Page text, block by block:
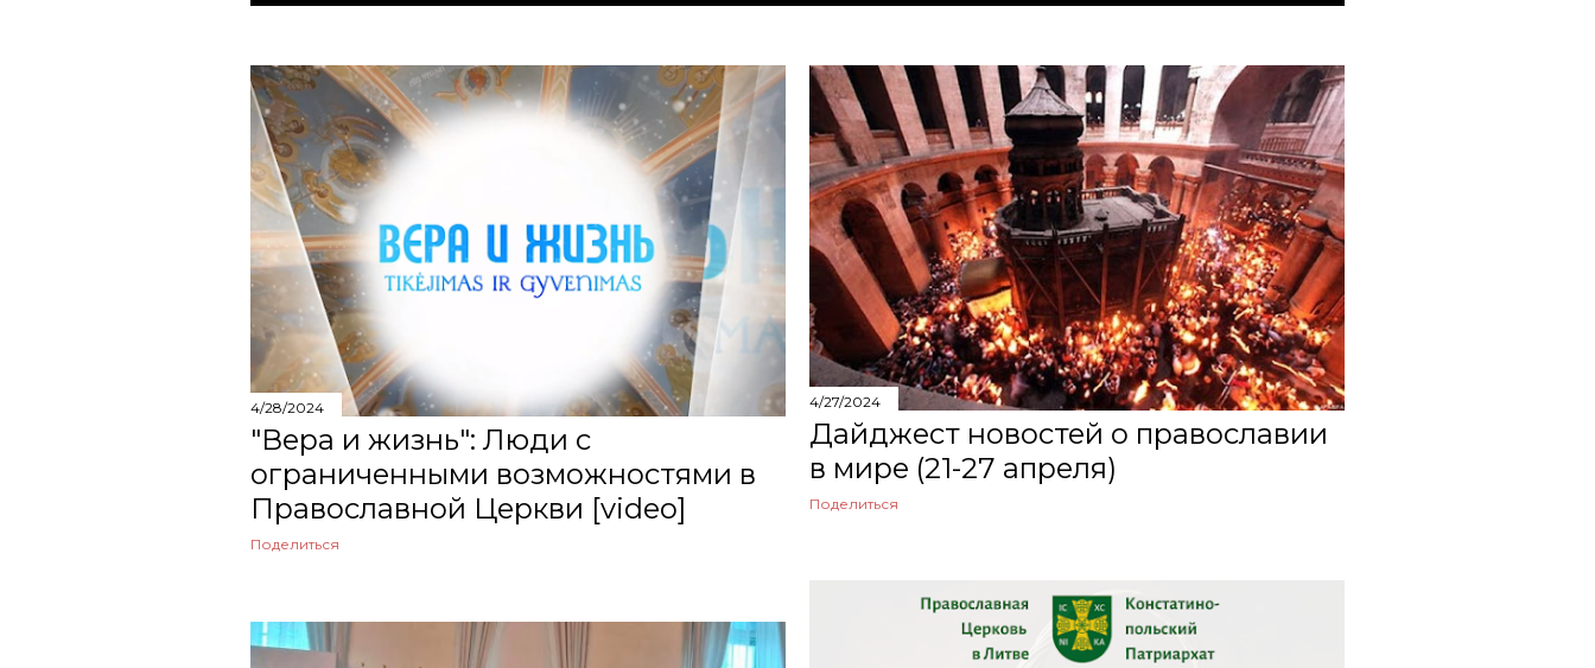
июля
2
июня
4
мая
4
апреля
4
марта
6
5
января
6
2024
71
декабря
ноября
3
августа
4
о
б
щ
е
н
и
я
4/28/2024
"Вера и жизнь": Люди с
ограниченными возможностями в
Православной Церкви [video]
Поделиться
4/27/2024
Дайджест новостей о православии
в мире (21-27 апреля)
Поделиться